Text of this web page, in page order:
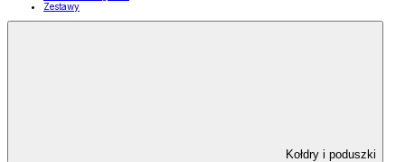
Zestawy
Kołdry i poduszki